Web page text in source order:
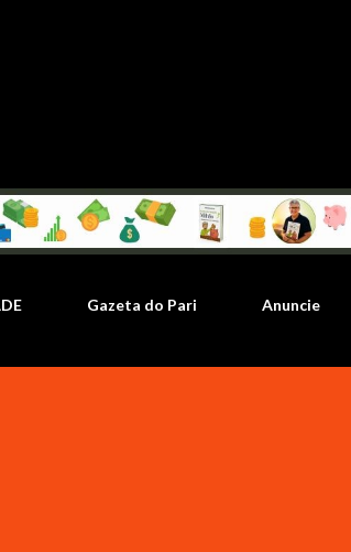
Gazeta do Pari Anuncie